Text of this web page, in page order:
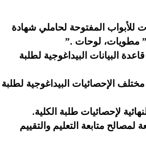
للأبواب المفتوحة لحاملي شهادة
مطويات، لوحات .”
البيانات البيداغوجية لطلبة
الإحصائيات البيداغوجية لطلبة
لإحصائيات طلبة الكلية.
لمصالح متابعة التعليم والتقييم